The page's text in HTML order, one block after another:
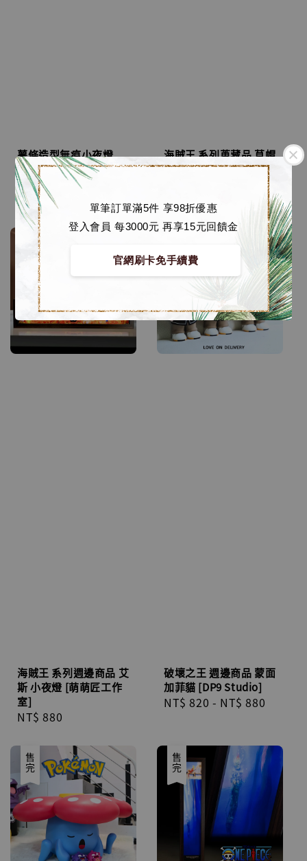
單筆訂單滿5件 享98折優惠
登入會員 每3000元 再享15元回饋金
官網刷卡免手續費
薯條造型無痕小夜燈
Regular
price
NT$ 290
海賊王 系列蒐藏品 草帽
通緝令郵票展示磚 [星空
Regular
price
NT$ 1,580
海賊王 系列週邊商品 艾
斯 小夜燈 [萌萌匠工作
室]
Regular
NT$ 880
破壞之王 週邊商品 蒙面
加菲貓 [DP9 Studio]
Regular
NT$ 820 - NT$ 880
售完 售完